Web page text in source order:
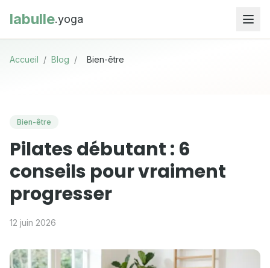
labulle.yoga
Accueil / Blog / Bien-être
Bien-être
Pilates débutant : 6
conseils pour vraiment
progresser
12 juin 2026